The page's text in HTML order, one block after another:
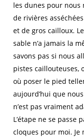
les dunes pour nous
de rivières
et de gros cailloux.
sable n’a jamais la
savons pas si nous
pistes caillouteuses,
où poser le pied
aujourd’hui que
n’est pas vraiment
L’étape ne se passe
cloques pour moi. Je